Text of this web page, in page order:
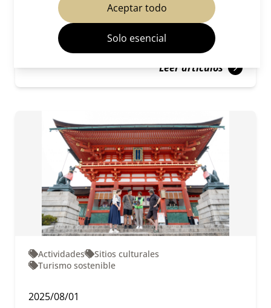
Aceptar todo
Solo esencial
Festival del Crisantemo – Choyo no Sekku
Leer artículos
Actividades
Sitios culturales
Turismo sostenible
2025/08/01